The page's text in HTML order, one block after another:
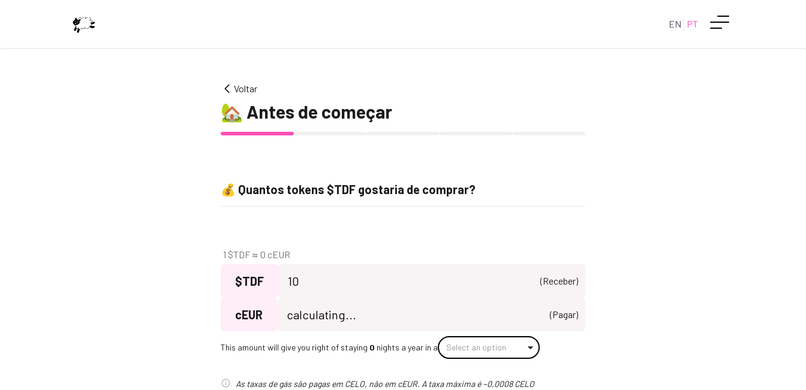
EN PT
Voltar
🏡 Antes de começar
💰 Quantos tokens $TDF gostaria de comprar?
1 $TDF ≈ 0 cEUR
$TDF (Receber)
cEUR (Pagar)
This amount will give you right of staying 0 nights a year in a Select an option
As taxas de gás são pagas em CELO, não em cEUR. A taxa máxima é ~0,0008 CELO